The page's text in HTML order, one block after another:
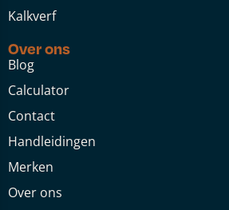
Kalkverf
Over ons
Blog
Calculator
Contact
Handleidingen
Merken
Over ons